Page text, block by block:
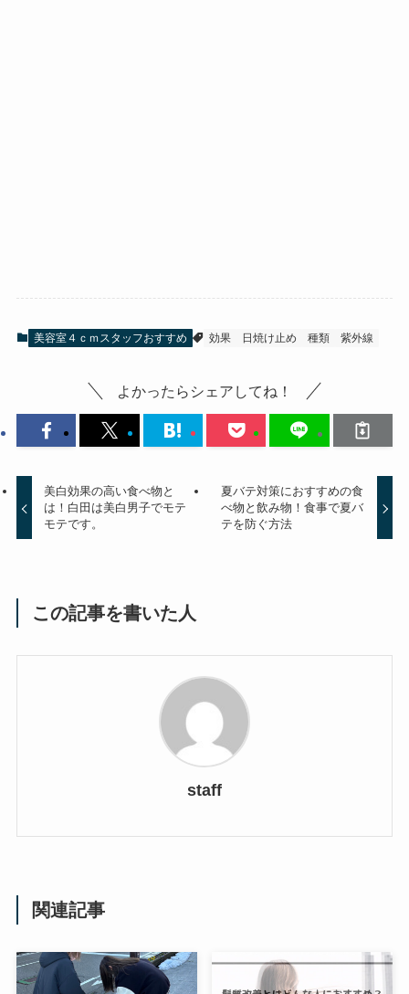
美容室４ｃｍスタッフおすすめ 効果 日焼け止め 種類 紫外線
よかったらシェアしてね！
美白効果の高い食べ物と
は！白田は美白男子でモテ
モテです。
夏バテ対策におすすめの食
べ物と飲み物！食事で夏バ
テを防ぐ方法
この記事を書いた人
staff
関連記事